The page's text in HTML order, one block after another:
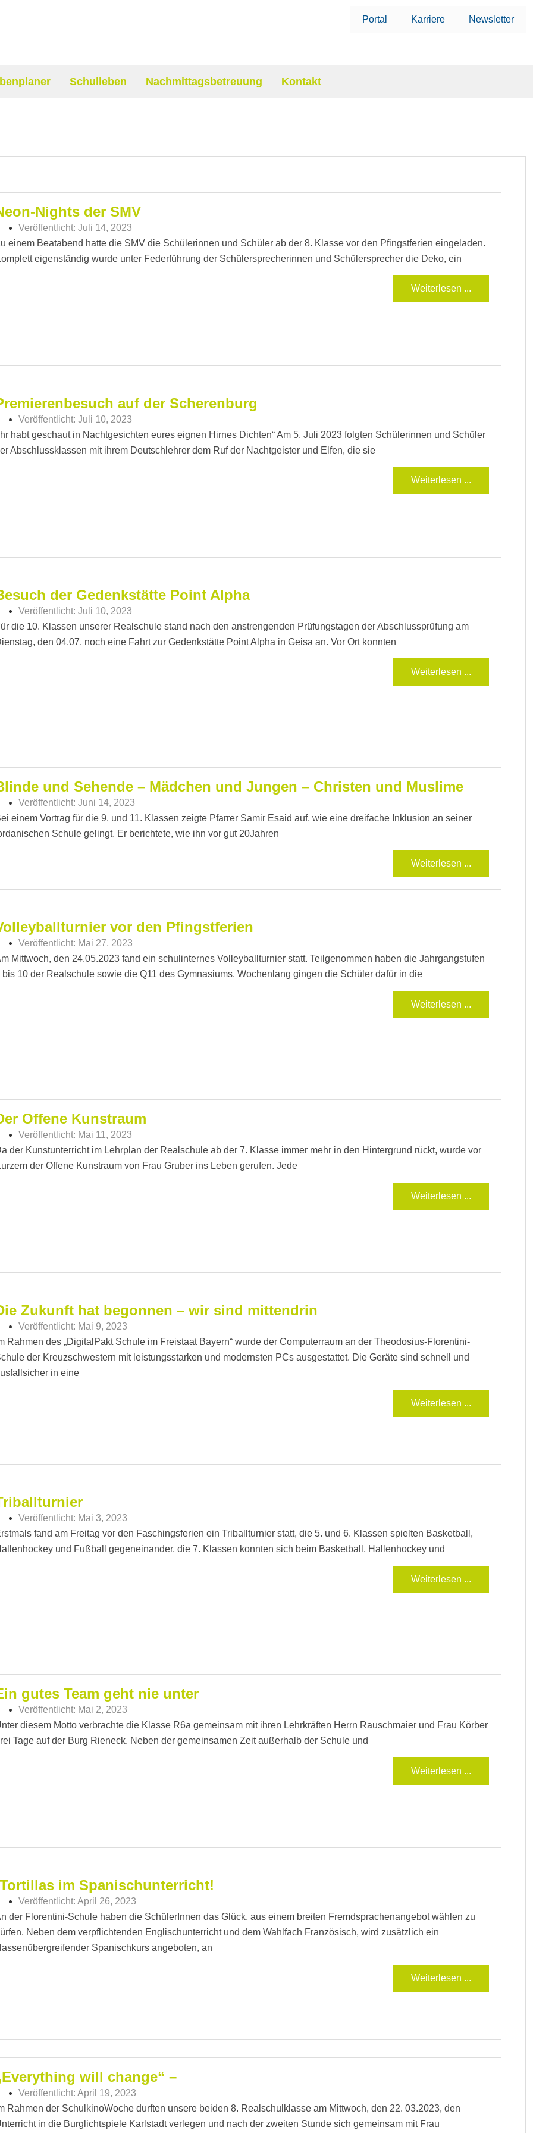
Portal Karriere Newsletter
Schulleben Nachmittagsbetreuung Kontakt
Nights der SMV
Veröffentlicht: Juli 14, 2023
einem Beatabend hatte die SMV die Schülerinnen und Schüler ab der 8. Klasse vor den Pfingstferien eingeladen.
eigenständig wurde unter Federführung der Schülersprecherinnen und Schülersprecher die Deko, ein
Weiterlesen ...
auf der Scherenburg
Veröffentlicht: Juli 10, 2023
habt geschaut in Nachtgesichten eures eignen Hirnes Dichten“ Am 5. Juli 2023 folgten Schülerinnen und Schüler
Abschlussklassen mit ihrem Deutschlehrer dem Ruf der Nachtgeister und Elfen, die sie
Weiterlesen ...
der Gedenkstätte Point Alpha
Veröffentlicht: Juli 10, 2023
die 10. Klassen unserer Realschule stand nach den anstrengenden Prüfungstagen der Abschlussprüfung am
den 04.07. noch eine Fahrt zur Gedenkstätte Point Alpha in Geisa an. Vor Ort konnten
Weiterlesen ...
und Sehende – Mädchen und Jungen – Christen und Muslime
Veröffentlicht: Juni 14, 2023
einem Vortrag für die 9. und 11. Klassen zeigte Pfarrer Samir Esaid auf, wie eine dreifache Inklusion an seiner
Schule gelingt. Er berichtete, wie ihn vor gut 20Jahren
Weiterlesen ...
vor den Pfingstferien
Veröffentlicht: Mai 27, 2023
Mittwoch, den 24.05.2023 fand ein schulinternes Volleyballturnier statt. Teilgenommen haben die Jahrgangstufen
bis 10 der Realschule sowie die Q11 des Gymnasiums. Wochenlang gingen die Schüler dafür in die
Weiterlesen ...
Offene Kunstraum
Veröffentlicht: Mai 11, 2023
der Kunstunterricht im Lehrplan der Realschule ab der 7. Klasse immer mehr in den Hintergrund rückt, wurde vor
der Offene Kunstraum von Frau Gruber ins Leben gerufen. Jede
Weiterlesen ...
Zukunft hat begonnen – wir sind mittendrin
Veröffentlicht: Mai 9, 2023
Rahmen des „DigitalPakt Schule im Freistaat Bayern“ wurde der Computerraum an der Theodosius-Florentini-
der Kreuzschwestern mit leistungsstarken und modernsten PCs ausgestattet. Die Geräte sind schnell und
in eine
Weiterlesen ...
Veröffentlicht: Mai 3, 2023
fand am Freitag vor den Faschingsferien ein Triballturnier statt, die 5. und 6. Klassen spielten Basketball,
und Fußball gegeneinander, die 7. Klassen konnten sich beim Basketball, Hallenhockey und
Weiterlesen ...
gutes Team geht nie unter
Veröffentlicht: Mai 2, 2023
diesem Motto verbrachte die Klasse R6a gemeinsam mit ihren Lehrkräften Herrn Rauschmaier und Frau Körber
Tage auf der Burg Rieneck. Neben der gemeinsamen Zeit außerhalb der Schule und
Weiterlesen ...
im Spanischunterricht!
Veröffentlicht: April 26, 2023
der Florentini-Schule haben die SchülerInnen das Glück, aus einem breiten Fremdsprachenangebot wählen zu
Neben dem verpflichtenden Englischunterricht und dem Wahlfach Französisch, wird zusätzlich ein
Spanischkurs angeboten, an
Weiterlesen ...
will change“ –
Veröffentlicht: April 19, 2023
Rahmen der SchulkinoWoche durften unsere beiden 8. Realschulklasse am Mittwoch, den 22. 03.2023, den
in die Burglichtspiele Karlstadt verlegen und nach der zweiten Stunde sich gemeinsam mit Frau